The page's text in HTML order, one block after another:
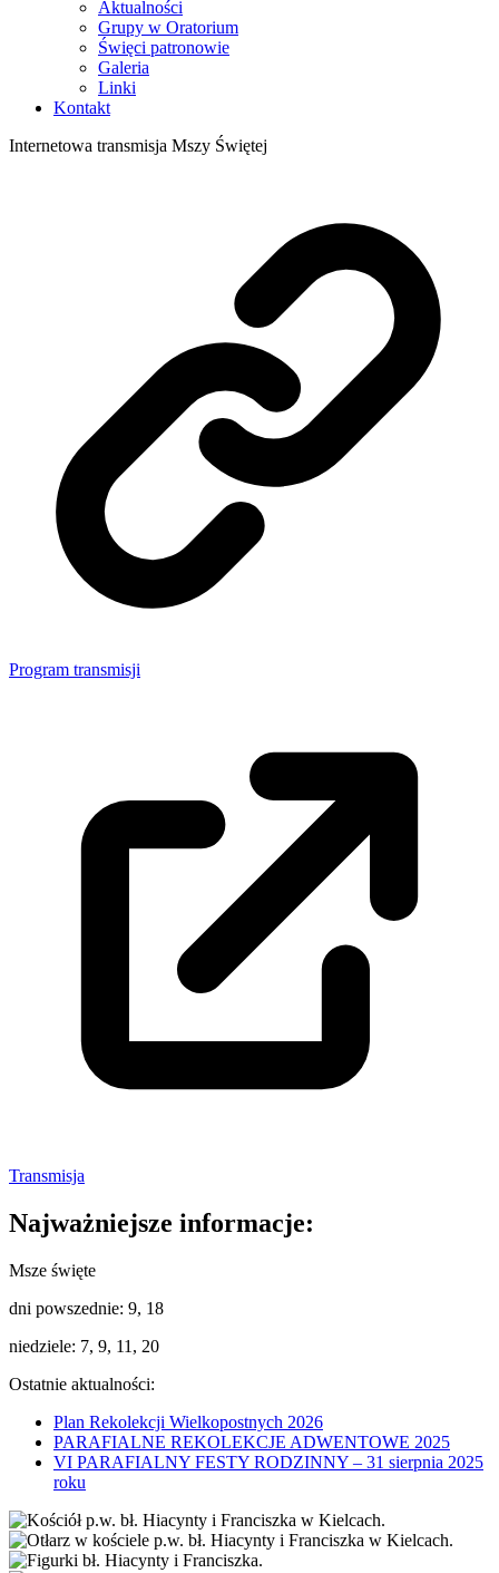
Aktualności
Grupy w Oratorium
Święci patronowie
Galeria
Linki
Kontakt
Internetowa transmisja Mszy Świętej
Program transmisji
Transmisja
Najważniejsze informacje:
Msze święte
dni powszednie: 9, 18
niedziele: 7, 9, 11, 20
Ostatnie aktualności:
Plan Rekolekcji Wielkopostnych 2026
PARAFIALNE REKOLEKCJE ADWENTOWE 2025
VI PARAFIALNY FESTY RODZINNY – 31 sierpnia 2025
roku